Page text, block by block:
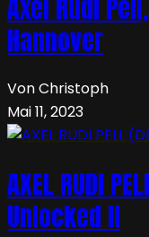
Axel Rudi
Hannover
Von Christoph
Mai 11, 2023
AXEL RUDI
Unlocked II